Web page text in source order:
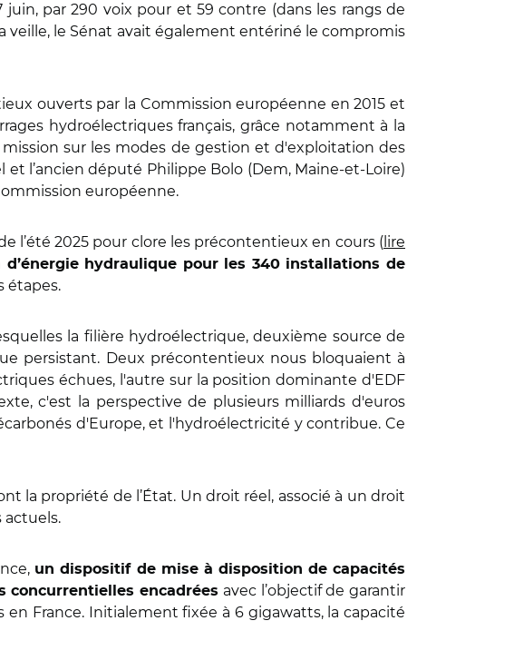
par 290 voix pour et 59 contre (dans les rangs de
veille, le Sénat avait également entériné le compromis
ouverts par la Commission européenne en 2015 et
hydroélectriques français, grâce notamment à la
sur les modes de gestion et d'exploitation des
l’ancien député Philippe Bolo (Dem, Maine-et-Loire)
européenne.
l’été 2025 pour clore les précontentieux en cours ( lire
hydraulique pour les 340 installations de
étapes.
la filière hydroélectrique, deuxième source de
persistant. Deux précontentieux nous bloquaient à
échues, l'autre sur la position dominante d'EDF
c'est la perspective de plusieurs milliards d'euros
d'Europe, et l'hydroélectricité y contribue. Ce
la propriété de l’État. Un droit réel, associé à un droit
actuels.
un dispositif de mise à disposition de capacités
concurrentielles encadrées avec l’objectif de garantir
en France. Initialement fixée à 6 gigawatts, la capacité